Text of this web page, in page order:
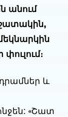
անում
և
«Շատ